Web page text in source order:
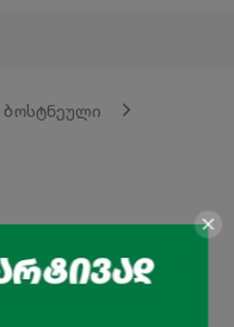
ბოსტნეული